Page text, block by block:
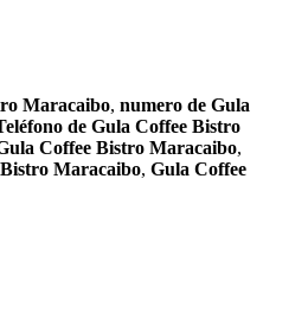
Maracaibo, numero de Gula
de Gula Coffee Bistro
Coffee Bistro Maracaibo,
Maracaibo, Gula Coffee